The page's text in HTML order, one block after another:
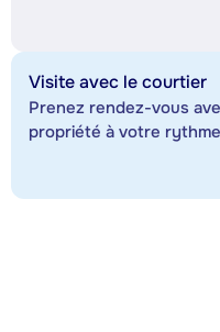
Visite avec le courtier
Prenez rendez-vous
propriété à votre